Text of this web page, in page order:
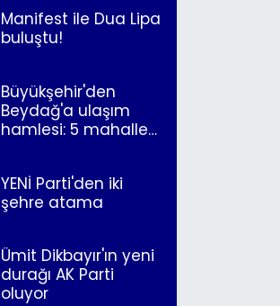
Manifest ile Dua Lipa
buluştu!
Büyükşehir'den
Beydağ'a ulaşım
hamlesi: 5 mahalle
YENİ Parti'den iki
şehre atama
Ümit Dikbayır'ın yeni
durağı AK Parti
oluyor